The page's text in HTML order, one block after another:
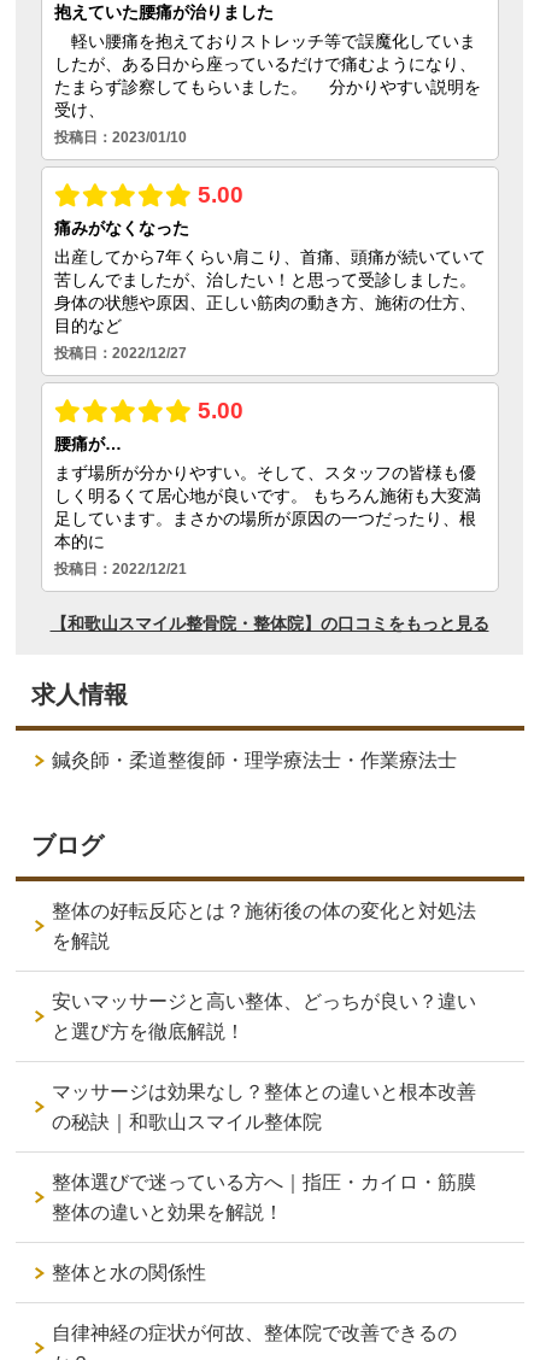
求人情報
鍼灸師・柔道整復師・理学療法士・作業療法士
ブログ
整体の好転反応とは？施術後の体の変化と対処法
を解説
安いマッサージと高い整体、どっちが良い？違い
と選び方を徹底解説！
マッサージは効果なし？整体との違いと根本改善
の秘訣｜和歌山スマイル整体院
整体選びで迷っている方へ｜指圧・カイロ・筋膜
整体の違いと効果を解説！
整体と水の関係性
自律神経の症状が何故、整体院で改善できるの